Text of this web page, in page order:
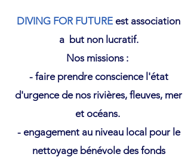
DIVING FOR FUTURE est association
a but non lucratif.
Nos missions :
- faire prendre conscience l'état
d'urgence de nos rivières, fleuves, mer
et océans.
- engagement au niveau local pour le
nettoyage bénévole des fonds